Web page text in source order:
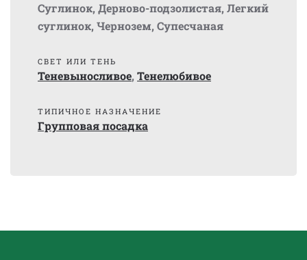
Суглинок, Дерново-подзолистая, Легкий
суглинок, Чернозем, Супесчаная
СВЕТ ИЛИ ТЕНЬ
Теневыносливое, Тенелюбивое
ТИПИЧНОЕ НАЗНАЧЕНИЕ
Групповая посадка